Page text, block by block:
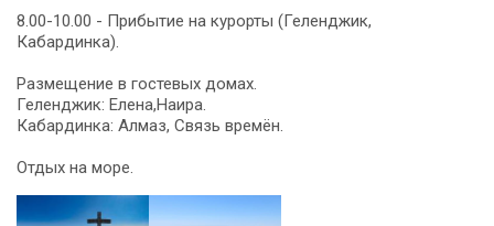
8.00-10.00 - Прибытие на курорты (Геленджик,
Кабардинка).
Размещение в гостевых домах.
Геленджик: Елена,Наира.
Кабардинка: Алмаз, Связь времён.
Отдых на море.